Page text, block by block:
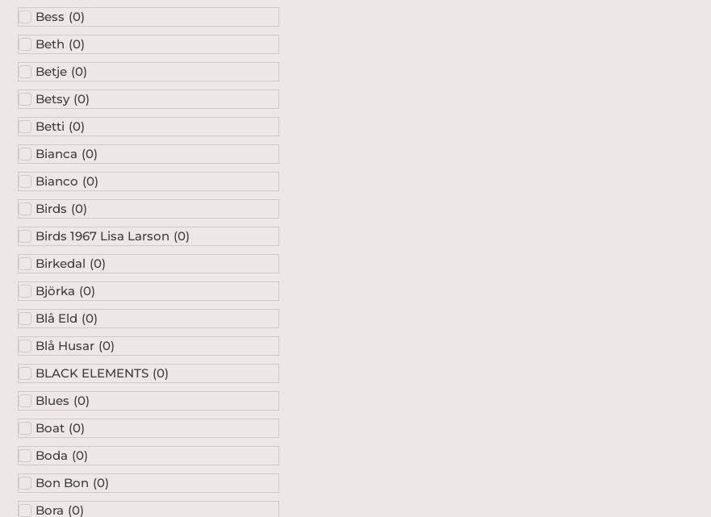
Bess (0)
Beth (0)
Betje (0)
Betsy (0)
Betti (0)
Bianca (0)
Bianco (0)
Birds (0)
Birds 1967 Lisa Larson (0)
Birkedal (0)
Björka (0)
Blå Eld (0)
Blå Husar (0)
BLACK ELEMENTS (0)
Blues (0)
Boat (0)
Boda (0)
Bon Bon (0)
Bora (0)